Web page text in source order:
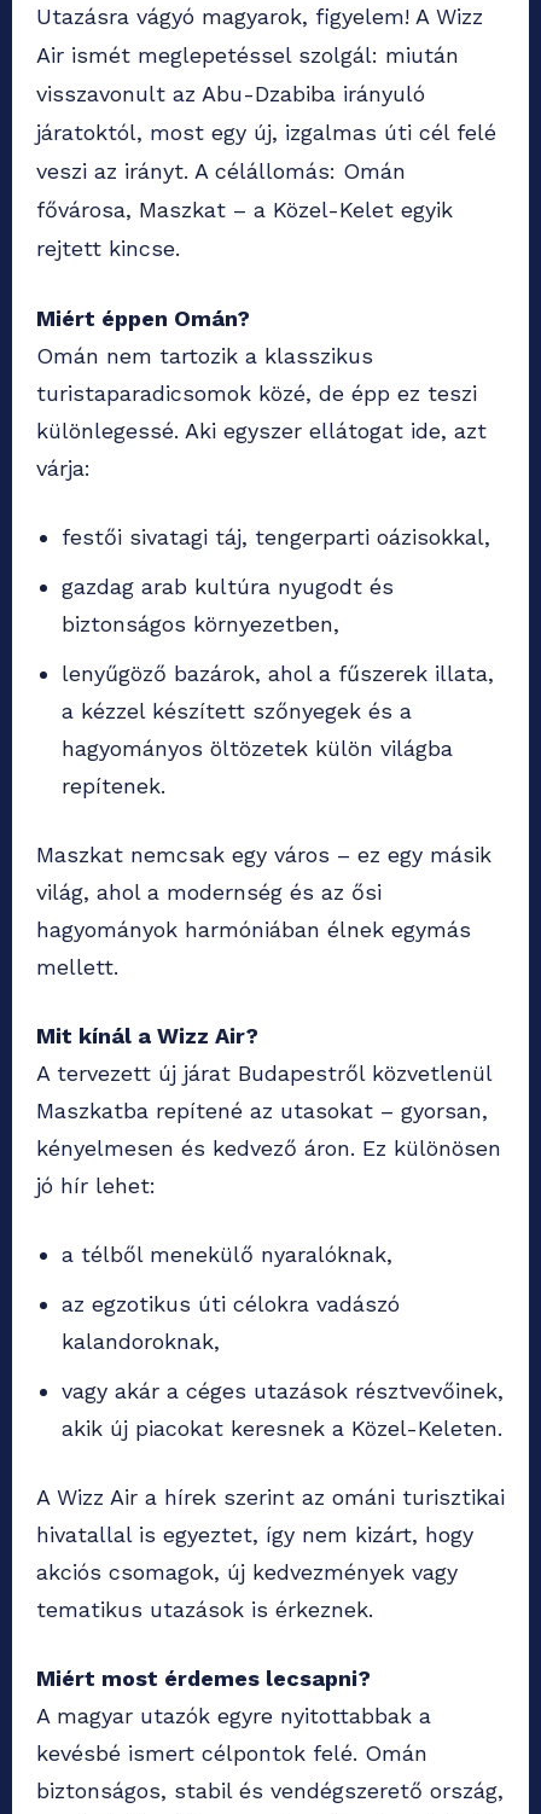
Utazásra vágyó magyarok, figyelem! A Wizz
Air ismét meglepetéssel szolgál: miután
visszavonult az Abu-Dzabiba irányuló
járatoktól, most egy új, izgalmas úti cél felé
veszi az irányt. A célállomás: Omán
fővárosa, Maszkat – a Közel-Kelet egyik
rejtett kincse.
Miért éppen Omán?
Omán nem tartozik a klasszikus
turistaparadicsomok közé, de épp ez teszi
különlegessé. Aki egyszer ellátogat ide, azt
várja:
festői sivatagi táj, tengerparti oázisokkal,
gazdag arab kultúra nyugodt és
biztonságos környezetben,
lenyűgöző bazárok, ahol a fűszerek illata,
a kézzel készített szőnyegek és a
hagyományos öltözetek külön világba
repítenek.
Maszkat nemcsak egy város – ez egy másik
világ, ahol a modernség és az ősi
hagyományok harmóniában élnek egymás
mellett.
Mit kínál a Wizz Air?
A tervezett új járat Budapestről közvetlenül
Maszkatba repítené az utasokat – gyorsan,
kényelmesen és kedvező áron. Ez különösen
jó hír lehet:
a télből menekülő nyaralóknak,
az egzotikus úti célokra vadászó
kalandoroknak,
vagy akár a céges utazások résztvevőinek,
akik új piacokat keresnek a Közel-Keleten.
A Wizz Air a hírek szerint az ománi turisztikai
hivatallal is egyeztet, így nem kizárt, hogy
akciós csomagok, új kedvezmények vagy
tematikus utazások is érkeznek.
Miért most érdemes lecsapni?
A magyar utazók egyre nyitottabbak a
kevésbé ismert célpontok felé. Omán
biztonságos, stabil és vendégszerető ország,